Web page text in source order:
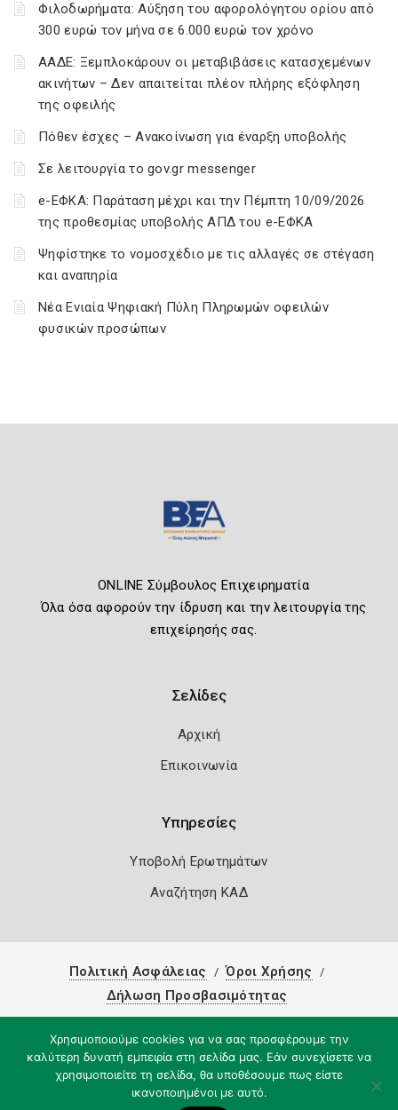
Φιλοδωρήματα: Αύξηση του αφορολόγητου ορίου από
300 ευρώ τον μήνα σε 6.000 ευρώ τον χρόνο
ΑΑΔΕ: Ξεμπλοκάρουν οι μεταβιβάσεις κατασχεμένων
ακινήτων – Δεν απαιτείται πλέον πλήρης εξόφληση
της οφειλής
Πόθεν έσχες – Ανακοίνωση για έναρξη υποβολής
Σε λειτουργία το gov.gr messenger
e-ΕΦΚΑ: Παράταση μέχρι και την Πέμπτη 10/09/2026
της προθεσμίας υποβολής ΑΠΔ του e-ΕΦΚΑ
Ψηφίστηκε το νομοσχέδιο με τις αλλαγές σε στέγαση
και αναπηρία
Νέα Ενιαία Ψηφιακή Πύλη Πληρωμών οφειλών
φυσικών προσώπων
ONLINE Σύμβουλος Επιχειρηματία
Όλα όσα αφορούν την ίδρυση και την λειτουργία της
επιχείρησής σας.
Σελίδες
Αρχική
Επικοινωνία
Υπηρεσίες
Υποβολή Ερωτημάτων
Αναζήτηση ΚΑΔ
Πολιτική Ασφάλειας
Όροι Χρήσης
Δήλωση Προσβασιμότητας
Χρησιμοποιούμε cookies για να σας προσφέρουμε την
καλύτερη δυνατή εμπειρία στη σελίδα μας. Εάν συνεχίσετε να
χρησιμοποιείτε τη σελίδα, θα υποθέσουμε πως είστε
ικανοποιημένοι με αυτό.